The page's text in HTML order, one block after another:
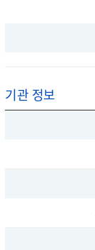
기관 정보